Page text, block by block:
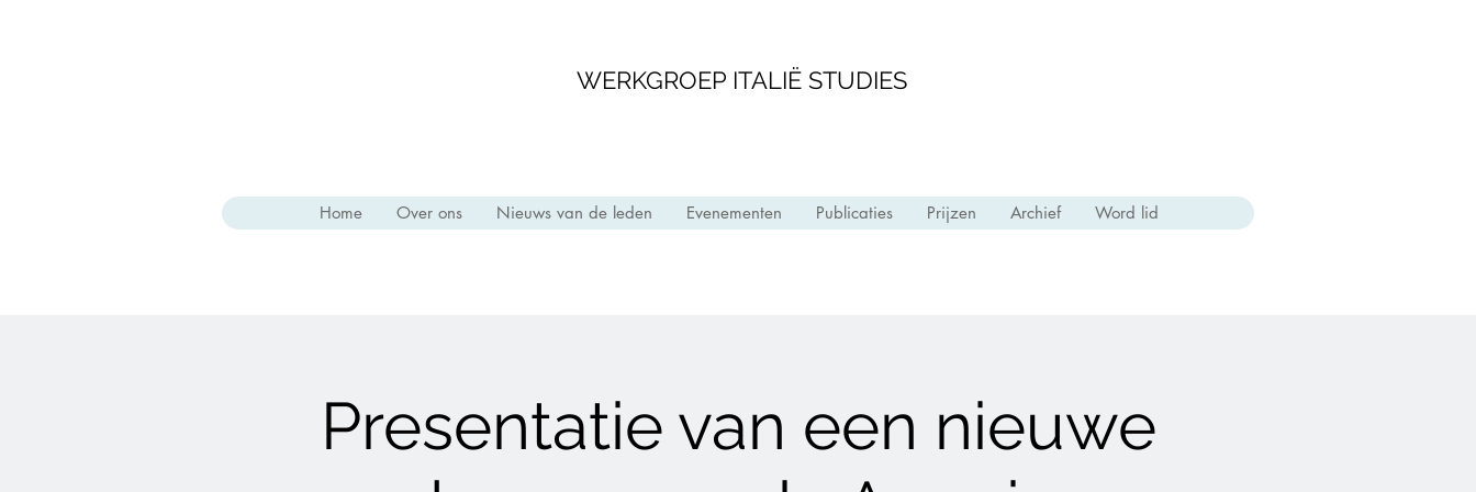
WERKGROEP ITALIË STUDIES
Home Over ons Nieuws van de leden Evenementen Publicaties Prijzen Archief Word lid
Presentatie van een nieuwe